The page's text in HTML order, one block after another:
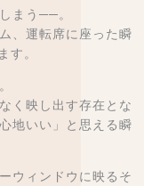
まう──。
、運転席に座った瞬
す。
く映し出す存在とな
地いい」と思える瞬
ウィンドウに映るそ